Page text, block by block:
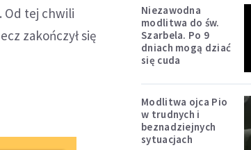
Od tej chwili
zakończył się
Niezawodna
modlitwa do św.
Szarbela. Po 9
dniach mogą dziać
się cuda
Modlitwa ojca Pio
w trudnych i
beznadziejnych
sytuacjach